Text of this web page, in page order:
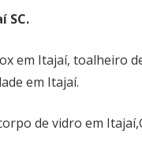
SC.
em Itajaí, toalheiro
em Itajaí.
de vidro em